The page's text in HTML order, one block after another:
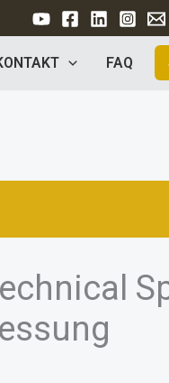
FAQ